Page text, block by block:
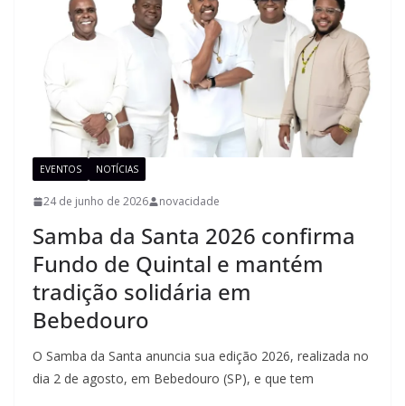
EVENTOS NOTÍCIAS
24 de junho de 2026 novacidade
Samba da Santa 2026 confirma
Fundo de Quintal e mantém
tradição solidária em
Bebedouro
O Samba da Santa anuncia sua edição 2026, realizada no
dia 2 de agosto, em Bebedouro (SP), e que tem